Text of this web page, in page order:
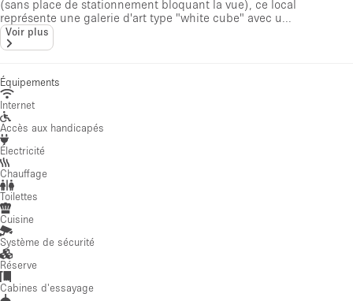
(sans place de stationnement bloquant la vue), ce local
représente une galerie d'art type "white cube" avec u...
Voir plus
Équipements
Internet
Accès aux handicapés
Électricité
Chauffage
Toilettes
Cuisine
Système de sécurité
Réserve
Cabines d'essayage